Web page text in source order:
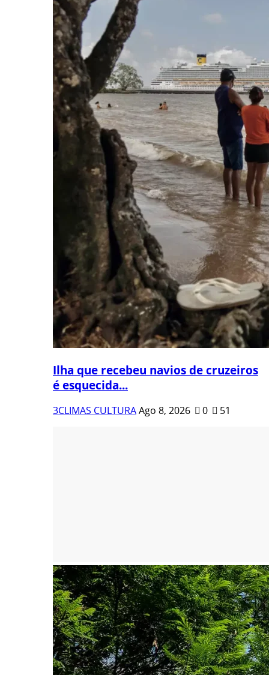
Ilha que recebeu navios de cruzeiros
é esquecida...
3CLIMAS CULTURAAgo 8, 2026 0 51